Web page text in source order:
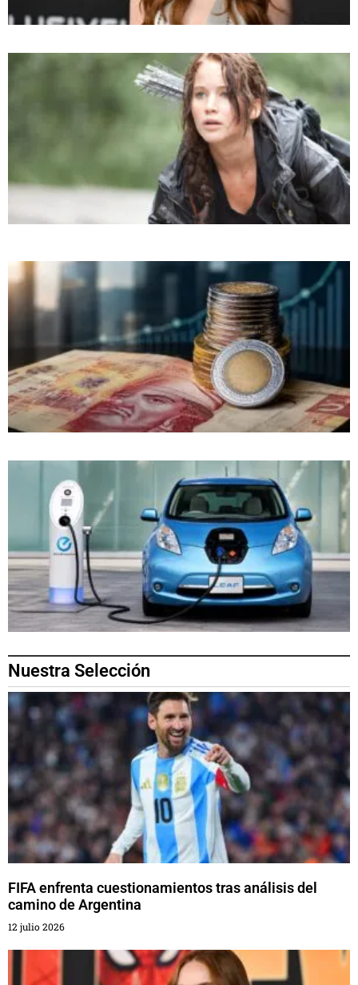
Nuestra Selección
FIFA enfrenta cuestionamientos tras análisis del
camino de Argentina
12 julio 2026